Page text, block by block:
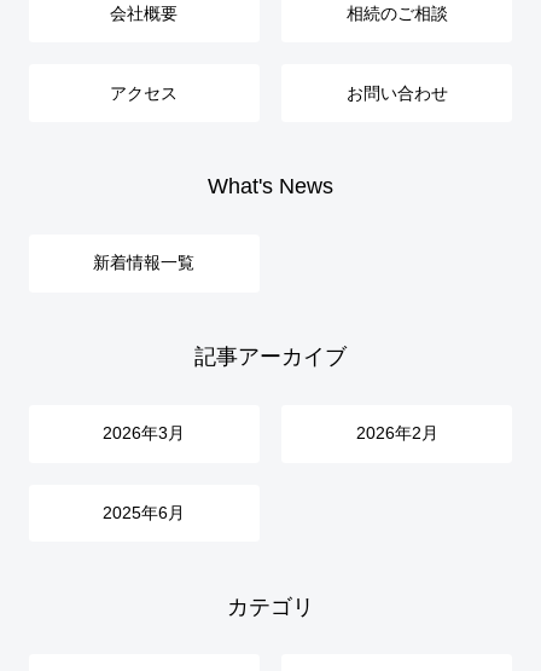
会社概要 相続のご相談
アクセス お問い合わせ
What's News
新着情報一覧
記事アーカイブ
2026年3月 2026年2月
2025年6月
カテゴリ